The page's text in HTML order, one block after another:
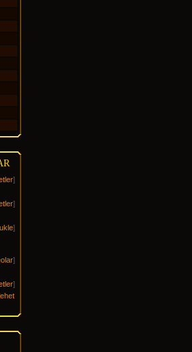
]
]
]
]
]